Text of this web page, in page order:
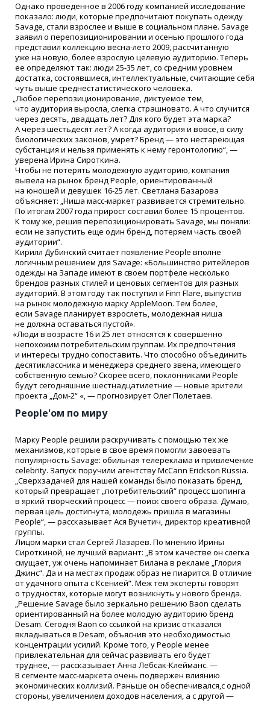
Однако проведенное в 2006 году компанией исследование
показало: люди, которые предпочитают покупать одежду
Savage, стали взрослее и выше в социальном плане. Savage
заявил о перепозиционировании и осенью прошлого года
представил коллекцию весна-лето 2009, рассчитанную
уже на новую, более взрослую целевую аудиторию. Теперь
ее определяют так: люди 25-35 лет, со средним уровнем
достатка, состоявшиеся, интеллектуальные, считающие себя
чуть выше среднестатистического человека.
„Любое перепозиционирование, диктуемое тем,
что аудитория выросла, слегка страшновато. А что случится
через десять, двадцать лет? Для кого будет эта марка?
А через шестьдесят лет? А когда аудитория и вовсе, в силу
биологических законов, умрет? Бренд — это нестареющая
субстанция и нельзя применять к нему геронтологию“, —
уверена Ирина Сироткина.
Чтобы не потерять молодежную аудиторию, компания
вывела на рынок бренд People, ориентированный
на юношей и девушек 16-25 лет. Светлана Базарова
объясняет: „Ниша масс-маркет развивается стремительно.
По итогам 2007 года прирост составил более 15 процентов.
К тому же, решив перепозиционировать Savage, мы поняли:
если не запустить еще один бренд, потеряем часть своей
аудитории“.
Кирилл Дубинский считает появление People вполне
логичным решением для Savage: «Большинство ритейлеров
одежды на Западе имеют в своем портфеле несколько
брендов разных стилей и ценовых сегментов для разных
аудиторий. В этом году так поступил и Finn Flare, выпустив
на рынок молодежную марку AppleMoon. Тем более,
если Savage планирует взрослеть, молодежная ниша
не должна оставаться пустой».
«Люди в возрасте 16 и 25 лет относятся к совершенно
непохожим потребительским группам. Их предпочтения
и интересы трудно сопоставить. Что способно объединить
десятиклассника и менеджера среднего звена, имеющего
собственную семью? Скорее всего, поклонниками People
будут сегодняшние шестнадцатилетние — новые зрители
проекта „Дом-2“ «, — прогнозирует Олег Полетаев.
People'ом по миру
Марку People решили раскручивать с помощью тех же
механизмов, которые в свое время помогли завоевать
популярность Savage: обильная телереклама и привлечение
celebrity. Запуск поручили агентству McCann Erickson Russia.
„Сверхзадачей для нашей команды было показать бренд,
который превращает „потребительский“ процесс шопинга
в яркий творческий процесс — поиск своего образа. Думаю,
первая цель достигнута, молодежь пришла в магазины
People“, — рассказывает Ася Вучетич, директор креативной
группы.
Лицом марки стал Сергей Лазарев. По мнению Ирины
Сироткиной, не лучший вариант: „В этом качестве он слегка
смущает, уж очень напоминает Билана в рекламе „Глория
Джинс“. Да и на местах продаж образ не пиарится. В отличие
от удачного опыта с Ксенией“. Меж тем эксперты говорят
о трудностях, которые могут возникнуть у нового бренда.
„Решение Savage было зеркально решению Baon сделать
ориентированный на более молодую аудиторию бренд
Desam. Сегодня Baon со ссылкой на кризис отказался
вкладываться в Desam, объяснив это необходимостью
концентрации усилий. Кроме того, у People менее
привлекательная для сейчас развивать его будет
труднее, — рассказывает Анна Лебсак-Клейманс. —
В сегменте масс-маркета очень подвержен влиянию
экономических коллизий. Раньше он обеспечивался,с одной
стороны, увеличением доходов населения, а с другой —